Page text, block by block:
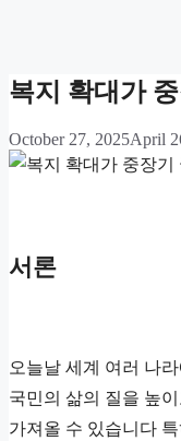
복지 확대가
October 27, 2025April
서론
오늘날 세계 여러 나
국민의 삶의 질을 높
가져올 수 있습니다